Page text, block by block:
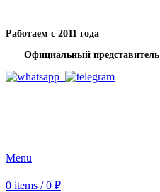
Работаем с 2011 года
Официальный представитель
Menu
0 items / 0 ₽